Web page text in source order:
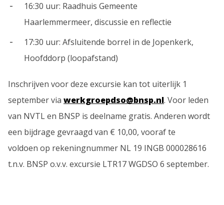
16:30 uur: Raadhuis Gemeente
Haarlemmermeer, discussie en reflectie
17:30 uur: Afsluitende borrel in de Jopenkerk,
Hoofddorp (loopafstand)
Inschrijven voor deze excursie kan tot uiterlijk 1
september via werkgroepdso@bnsp.nl. Voor leden
van NVTL en BNSP is deelname gratis. Anderen wordt
een bijdrage gevraagd van € 10,00, vooraf te
voldoen op rekeningnummer NL 19 INGB 000028616
t.n.v. BNSP o.v.v. excursie LTR17 WGDSO 6 september.